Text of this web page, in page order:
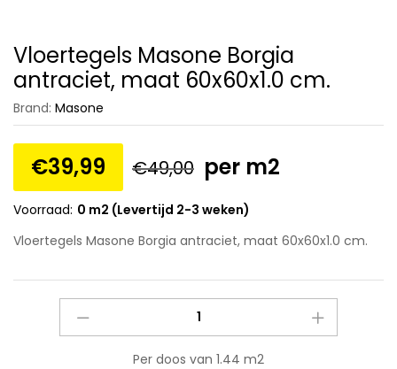
Vloertegels Masone Borgia
antraciet, maat 60x60x1.0 cm.
Brand: Masone
€39,99 €49,00 per m2
Voorraad: 0 m2 (Levertijd 2-3 weken)
Vloertegels Masone Borgia antraciet, maat 60x60x1.0 cm.
Per doos van 1.44 m2